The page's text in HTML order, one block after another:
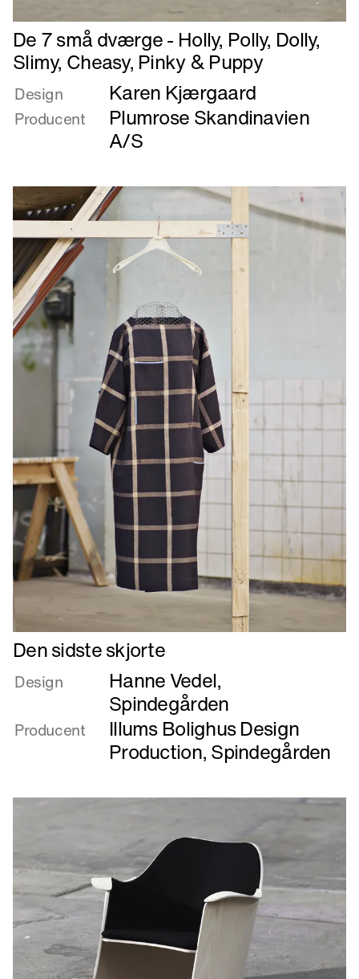
Læs
mere
om
De
små
Holly,
Polly,
Dolly,
Slimy,
Cheasy,
Pinky
&
Puppy
De 7 små dværge - Holly, Polly, Dolly,
Slimy, Cheasy, Pinky & Puppy
Design Karen Kjærgaard
Producent
Plumrose Skandinavien
A/S
Læs
mere
om
skjorte
Den sidste skjorte
Design Hanne Vedel,
Spindegården
Producent
Illums Bolighus Design
Production,Spindegården